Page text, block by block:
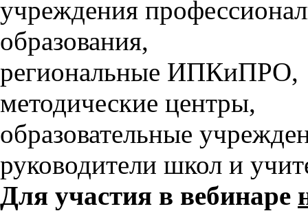
учреждения
образования,
региональные ИПКиПРО,
методические центры,
образовательные
руководители школ и
Для участия в вебинаре